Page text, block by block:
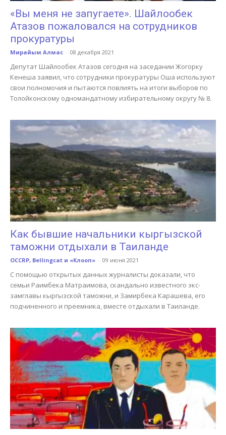
«Вы меня не запугаете». Шайлообек
Атазов пожаловался на сотрудников
прокуратуры
Мирайым Алмас - 08 декабря 2021
Депутат Шайлообек Атазов сегодня на заседании Жогорку
Кенеша заявил, что сотрудники прокуратуры Оша используют
свои полномочия и пытаются повлиять на итоги выборов по
Толойконскому одномандатному избирательному округу № 8.
Как бывшие начальники кыргызской
таможни отдыхали в Таиланде
OCCRP, Bellingcat и «Клооп» - 09 июня 2021
С помощью открытых данных журналисты доказали, что
семьи Раимбека Матраимова, скандально известного экс-
замглавы кыргызской таможни, и Замирбека Карашева, его
подчиненного и преемника, вместе отдыхали в Таиланде.